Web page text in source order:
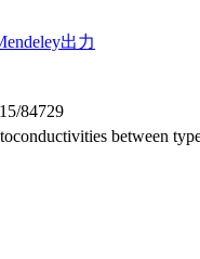
出力
84729
between